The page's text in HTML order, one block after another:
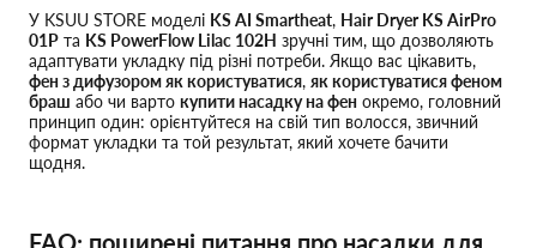
У KSUU STORE моделі KS AI Smartheat, Hair Dryer KS AirPro
01P та KS PowerFlow Lilac 102H зручні тим, що дозволяють
адаптувати укладку під різні потреби. Якщо вас цікавить,
фен з дифузором як користуватися, як користуватися феном
браш або чи варто купити насадку на фен окремо, головний
принцип один: орієнтуйтеся на свій тип волосся, звичний
формат укладки та той результат, який хочете бачити
щодня.
FAQ: поширені питання про насадки для